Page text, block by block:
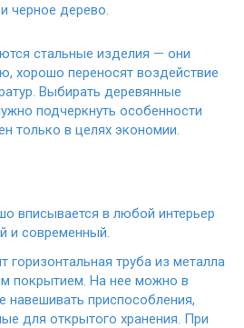
черное дерево.
стальные изделия — они
хорошо переносят воздействие
Выбирать деревянные
подчеркнуть особенности
только в целях экономии.
вписывается в любой интерьер
и современный.
горизонтальная труба из металла
покрытием. На нее можно в
приспособления,
для открытого хранения. При